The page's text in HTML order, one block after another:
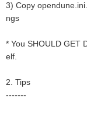
3) Copy
ngs
* You SHOULD GET
elf.
2. Tips
-------